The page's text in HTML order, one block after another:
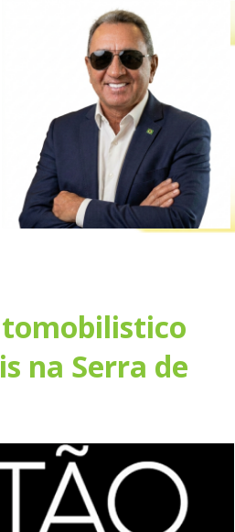
na Serra de